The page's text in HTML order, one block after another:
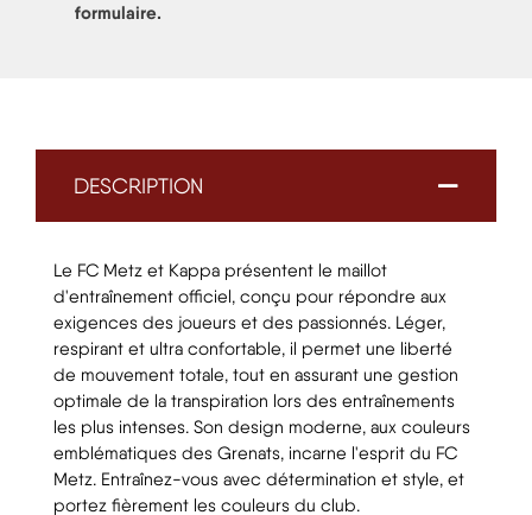
formulaire.
DESCRIPTION
Le FC Metz et Kappa présentent le maillot
d'entraînement officiel, conçu pour répondre aux
exigences des joueurs et des passionnés. Léger,
respirant et ultra confortable, il permet une liberté
de mouvement totale, tout en assurant une gestion
optimale de la transpiration lors des entraînements
les plus intenses. Son design moderne, aux couleurs
emblématiques des Grenats, incarne l'esprit du FC
Metz. Entraînez-vous avec détermination et style, et
portez fièrement les couleurs du club.